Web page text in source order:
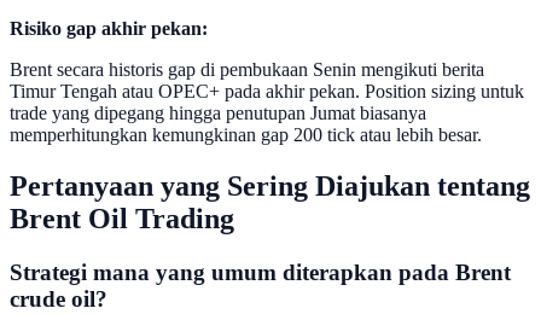
Risiko gap akhir pekan:
Brent secara historis gap di pembukaan Senin mengikuti berita
Timur Tengah atau OPEC+ pada akhir pekan. Position sizing untuk
trade yang dipegang hingga penutupan Jumat biasanya
memperhitungkan kemungkinan gap 200 tick atau lebih besar.
Pertanyaan yang Sering Diajukan tentang
Brent Oil Trading
Strategi mana yang umum diterapkan pada Brent
crude oil?